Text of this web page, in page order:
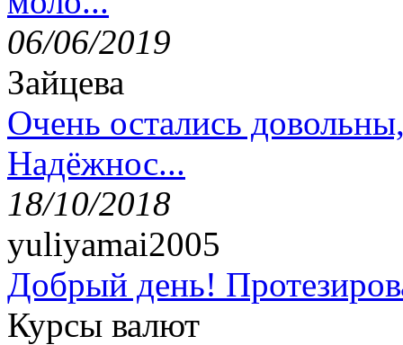
06/06/2019
Зайцева
Очень остались
Надёжнос...
18/10/2018
yuliyamai2005
Добрый день!
Курсы валют